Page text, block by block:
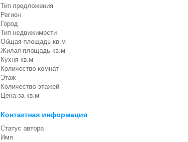
Тип предложения
Регион
Город
Тип недвижимости
Общая площадь кв.м
Жилая площадь кв.м
Кухня кв.м
Количество комнат
Этаж
Количество этажей
Цена за кв.м
Контактная информация
Статус автора
Имя